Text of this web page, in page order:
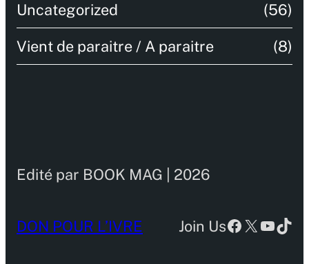
Uncategorized (56)
Vient de paraitre / A paraitre (8)
Edité par BOOK MAG | 2026
DON POUR L’IVRE Join UsFacebook
X